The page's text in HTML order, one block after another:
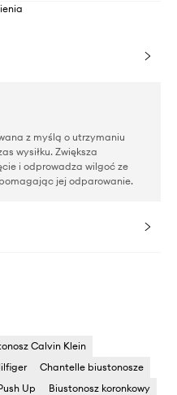
z myślą o utrzymaniu
wysiłku. Zwiększa
i odprowadza wilgoć ze
jej odparowanie.
Calvin Klein
Chantelle biustonosze
Up
Biustonosz koronkowy